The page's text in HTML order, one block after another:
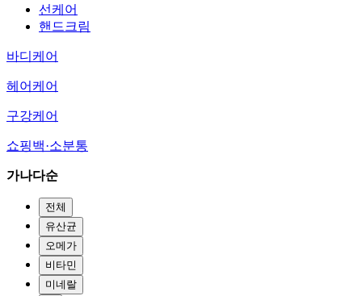
선케어
핸드크림
바디케어
헤어케어
구강케어
쇼핑백·소분통
가나다순
전체
유산균
오메가
비타민
미네랄